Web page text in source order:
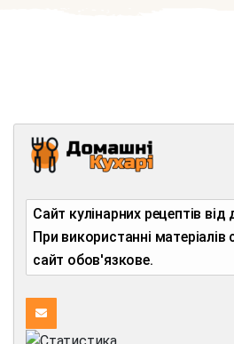
Сайт кулінарних рецептів
При використанні
сайт обов'язкове.